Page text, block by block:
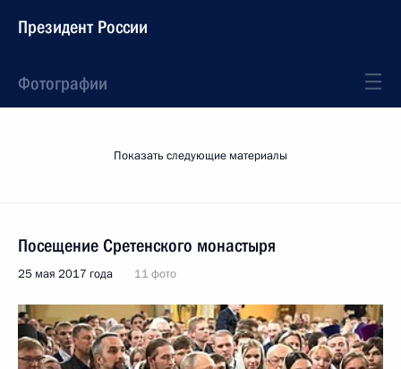
Президент России
Фотографии
Показать следующие материалы
Посещение Сретенского монастыря
25 мая 2017 года 11 фото